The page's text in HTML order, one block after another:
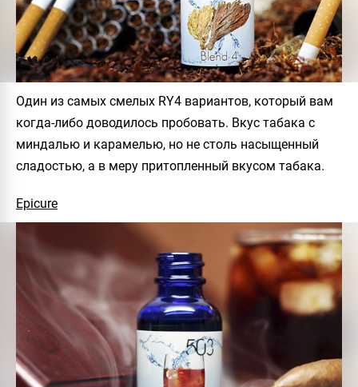
Один из самых смелых RY4 вариантов, который вам
когда-либо доводилось пробовать. Вкус табака с
миндалью и карамелью, но не столь насыщенный
сладостью, а в меру притопленный вкусом табака.
Epicure